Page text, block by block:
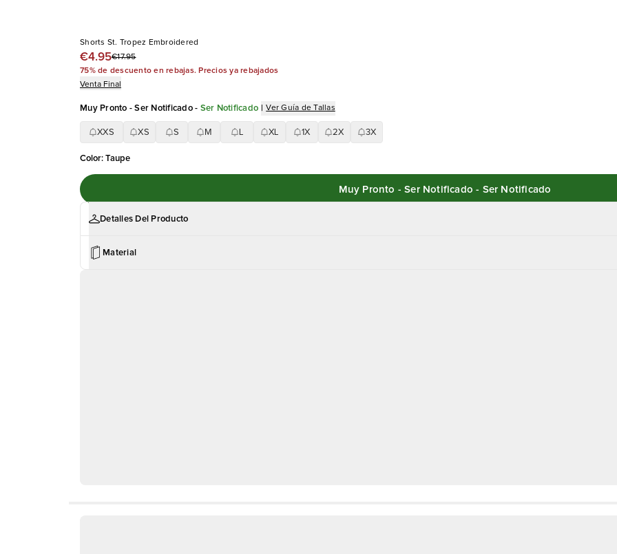
Shorts St. Tropez Embroidered
€4.95€17.95
75% de descuento en rebajas. Precios ya rebajados
Venta Final
Muy Pronto - Ser Notificado- Ser Notificado | Ver Guía de Tallas
XXS XS S M XL 1X 2X 3X
Color:Taupe
Muy Pronto - Ser Notificado - Ser Notificado
Detalles Del Producto
Material